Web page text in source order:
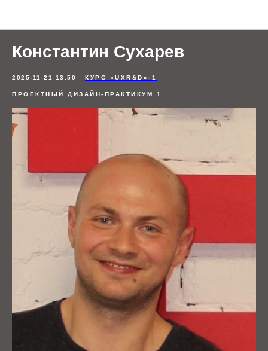
Константин Сухарев
2025-11-21 13:50 КУРС «UXR&D»-1
ПРОЕКТНЫЙ ДИЗАЙН-ПРАКТИКУМ 1